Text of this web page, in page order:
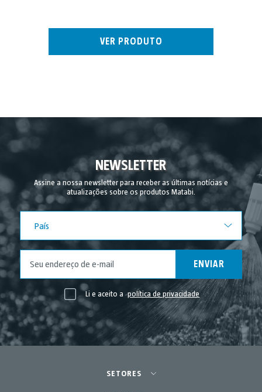
VER PRODUTO
NEWSLETTER
Assine a nossa newsletter para receber as últimas notícias e
atualizações sobre os produtos Matabi.
País
ENVIAR
Li e aceito a política de privacidade
SETORES